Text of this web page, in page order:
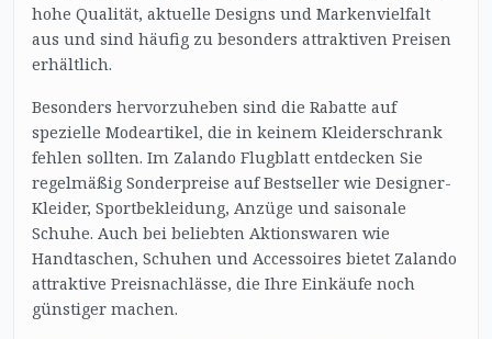
hohe Qualität, aktuelle Designs und Markenvielfalt
aus und sind häufig zu besonders attraktiven Preisen
erhältlich.
Besonders hervorzuheben sind die Rabatte auf
spezielle Modeartikel, die in keinem Kleiderschrank
fehlen sollten. Im Zalando Flugblatt entdecken Sie
regelmäßig Sonderpreise auf Bestseller wie Designer-
Kleider, Sportbekleidung, Anzüge und saisonale
Schuhe. Auch bei beliebten Aktionswaren wie
Handtaschen, Schuhen und Accessoires bietet Zalando
attraktive Preisnachlässe, die Ihre Einkäufe noch
günstiger machen.